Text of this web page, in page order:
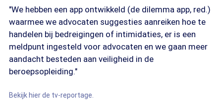
"We hebben een app ontwikkeld (de dilemma app, red.)
waarmee we advocaten suggesties aanreiken hoe te
handelen bij bedreigingen of intimidaties, er is een
meldpunt ingesteld voor advocaten en we gaan meer
aandacht besteden aan veiligheid in de
beroepsopleiding."
Bekijk hier de tv-reportage.